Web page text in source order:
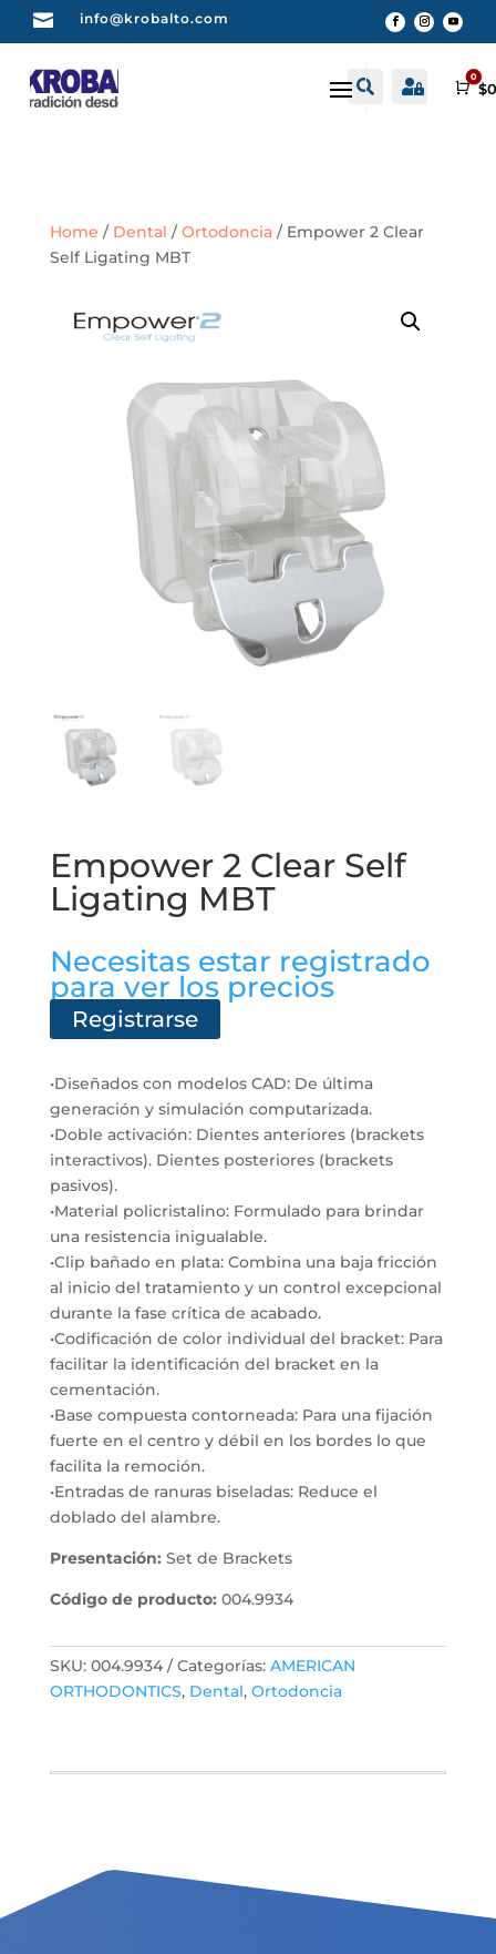
 info@krobalto.com
 Buscar
 Cuenta
0
$
Home / Dental /Ortodoncia/ Empower 2 Clear
Self Ligating MBT
Empower 2 Clear Self
Ligating MBT
Necesitas estar registrado
para ver los precios
Registrarse
•Diseñados con modelos CAD: De última
generación y simulación computarizada.
•Doble activación: Dientes anteriores (brackets
interactivos). Dientes posteriores (brackets
pasivos).
•Material policristalino: Formulado para brindar
una resistencia inigualable.
•Clip bañado en plata: Combina una baja fricción
al inicio del tratamiento y un control excepcional
durante la fase crítica de acabado.
•Codificación de color individual del bracket: Para
facilitar la identificación del bracket en la
cementación.
•Base compuesta contorneada: Para una fijación
fuerte en el centro y débil en los bordes lo que
facilita la remoción.
•Entradas de ranuras biseladas: Reduce el
doblado del alambre.
Presentación: Set de Brackets
Código de producto: 004.9934
SKU: 004.9934 Categorías: AMERICAN
ORTHODONTICS, Dental, Ortodoncia